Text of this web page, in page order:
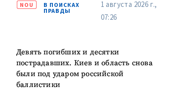
NOU
В ПОИСКАХ
ПРАВДЫ
1 августа 2026 г.,
07:26
Девять погибших и десятки
пострадавших. Киев и область снова
были под ударом российской
баллистики